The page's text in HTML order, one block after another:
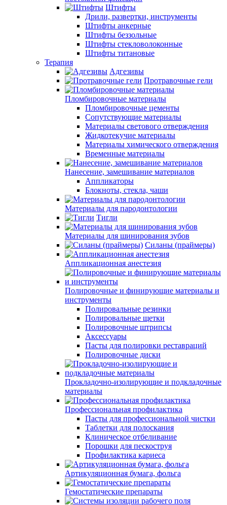
Штифты
Дрили, развертки, инструменты
Штифты анкерные
Штифты беззольные
Штифты стекловолоконные
Штифты титановые
Терапия
Адгезивы
Протравочные гели
Пломбировочные материалы
Пломбировочные цементы
Сопутствующие материалы
Материалы светового отверждения
Жидкотекучие материалы
Материалы химического отверждения
Временные материалы
Нанесение, замешивание материалов
Аппликаторы
Блокноты, стекла, чаши
Материалы для пародонтологии
Тигли
Материалы для шинирования зубов
Силаны (праймеры)
Аппликационная анестезия
Полировочные и финирующие материалы и
инструменты
Полировальные резинки
Полировальные щетки
Полировочные штрипсы
Аксессуары
Пасты для полировки реставраций
Полировочные диски
Прокладочно-изолирующие и подкладочные
материалы
Профессиональная профилактика
Пасты для профессиональной чистки
Таблетки для полоскания
Клиническое отбеливание
Порошки для пескоструя
Профилактика кариеса
Артикуляционная бумага, фольга
Гемостатические препараты